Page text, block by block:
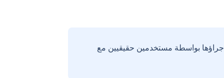
بواسطة مستخدمين حقيقيين مع